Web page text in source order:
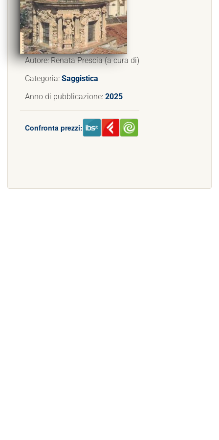
Autore: Renata Prescia (a cura di)
Categoria: Saggistica
Anno di pubblicazione: 2025
Confronta prezzi: